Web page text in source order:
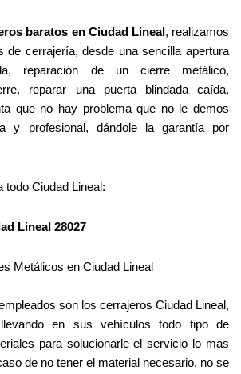
baratos en Ciudad Lineal, realizamos
de cerrajería, desde una sencilla apertura
reparación de un cierre metálico,
reparar una puerta blindada caída,
que no hay problema que no le demos
y profesional, dándole la garantía por
todo Ciudad Lineal:
Lineal 28027
Metálicos en Ciudad Lineal
son los cerrajeros Ciudad Lineal,
en sus vehículos todo tipo de
para solucionarle el servicio lo mas
de no tener el material necesario, no se